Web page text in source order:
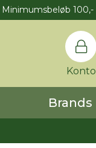
Minimumsbeløb 100,-
Konto
Brands